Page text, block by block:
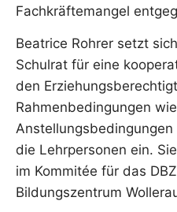
Fachkräftemangel
Beatrice Rohrer setzt
Schulrat für eine
den
Rahmenbedingungen
die Lehrpersonen ein.
im Kommitée für das
Bildungszentrum